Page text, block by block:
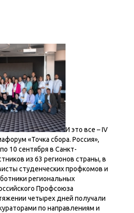
И это все – IV
«Точка сбора. Россия»,
10 сентября в Санкт-
из 63 регионов страны, в
студенческих профкомов и
региональных
Профсоюза
четырех дней получали
по направлениям и